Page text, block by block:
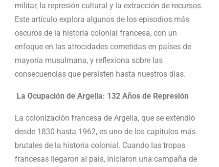
militar, la represión cultural y la extracción de recursos.
Este artículo explora algunos de los episodios más
oscuros de la historia colonial francesa, con un
enfoque en las atrocidades cometidas en países de
mayoría musulmana, y reflexiona sobre las
consecuencias que persisten hasta nuestros días.
La Ocupación de Argelia: 132 Años de Represión
La colonización francesa de Argelia, que se extendió
desde 1830 hasta 1962, es uno de los capítulos más
brutales de la historia colonial. Cuando las tropas
francesas llegaron al país, iniciaron una campaña de